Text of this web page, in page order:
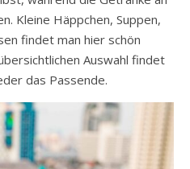
Kleine Häppchen, Suppen,
findet man hier schön
Auswahl findet
das Passende.